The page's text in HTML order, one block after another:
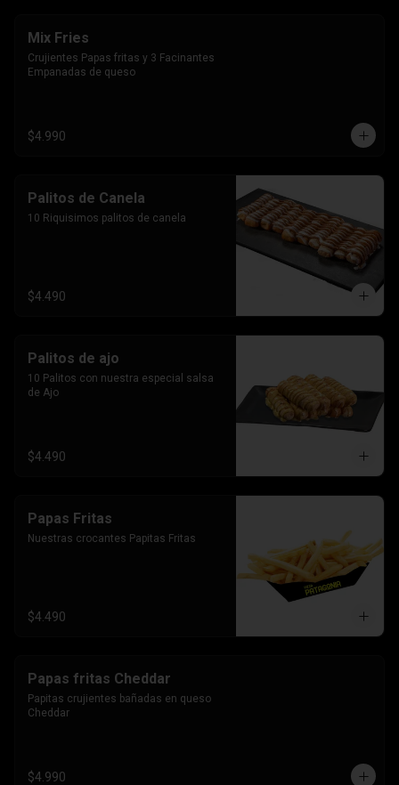
Mix Fries
Crujientes Papas fritas y 3 Facinantes
Empanadas de queso
$4.990
Palitos de Canela
10 Riquisimos palitos de canela
$4.490
Palitos de ajo
10 Palitos con nuestra especial salsa
de Ajo
$4.490
Papas Fritas
Nuestras crocantes Papitas Fritas
$4.490
Papas fritas Cheddar
Papitas crujientes bañadas en queso
Cheddar
$4.990